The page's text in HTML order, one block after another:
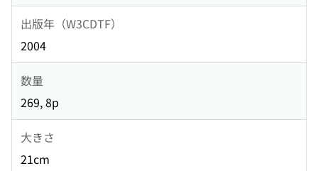
出版年（W3CDTF）
2004
数量
269, 8p
大きさ
21cm